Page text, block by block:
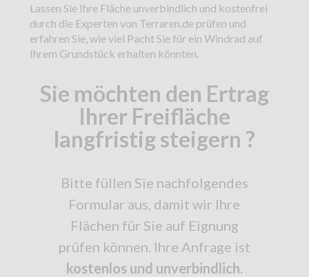
Lassen Sie Ihre Fläche unverbindlich und kostenfrei
durch die Experten von Terraren.de prüfen und
erfahren Sie, wie viel Pacht Sie für ein Windrad auf
Ihrem Grundstück erhalten könnten.
Sie möchten den Ertrag
Ihrer Freifläche
langfristig steigern ?
Bitte füllen Sie nachfolgendes
Formular aus, damit wir Ihre
Flächen für Sie auf Eignung
prüfen können. Ihre Anfrage ist
kostenlos und unverbindlich.